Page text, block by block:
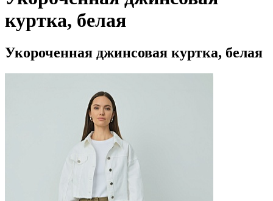
куртка, белая
Укороченная джинсовая куртка, белая